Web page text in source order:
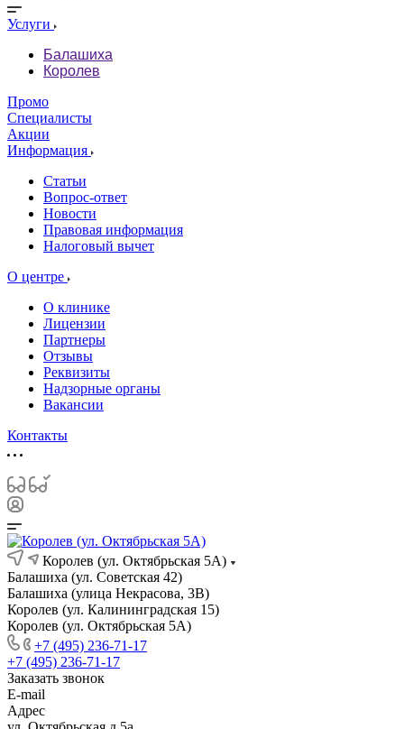
Услуги
Балашиха
Королев
Промо
Специалисты
Акции
Информация
Статьи
Вопрос-ответ
Новости
Правовая информация
Налоговый вычет
О центре
О клинике
Лицензии
Партнеры
Отзывы
Реквизиты
Надзорные органы
Вакансии
Контакты
Королев (ул. Октябрьская 5А)
Балашиха (ул. Советская 42)
Балашиха (улица Некрасова, 3В)
Королев (ул. Калининградская 15)
Королев (ул. Октябрьская 5А)
+7 (495) 236-71-17
+7 (495) 236-71-17
Заказать звонок
E-mail
Адрес